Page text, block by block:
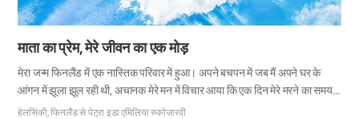
माता का प्रेम, मेरे जीवन का एक मोड़
मेरा जन्म फिनलैंड में एक नास्तिक परिवार में हुआ। अपने बचपन में जब मैं अपने घर के
आंगन में झूला झूल रही थी, अचानक मेरे मन में विचार आया कि एक दिन मेरे मरने का समय
आएगा। मैं उस विचार को बिल्कुल सहन नहीं कर सकी और इस तथ्य को स्वीकार करना
हेलसिंकी, फिनलैंड से पेट्रा इडा एमिलिया रुकोजारवी